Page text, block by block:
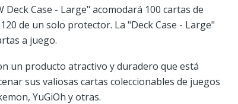
Deck Case - Large" acomodará 100 cartas de
de un solo protector. La "Deck Case - Large"
a juego.
un producto atractivo y duradero que está
sus valiosas cartas coleccionables de juegos
YuGiOh y otras.